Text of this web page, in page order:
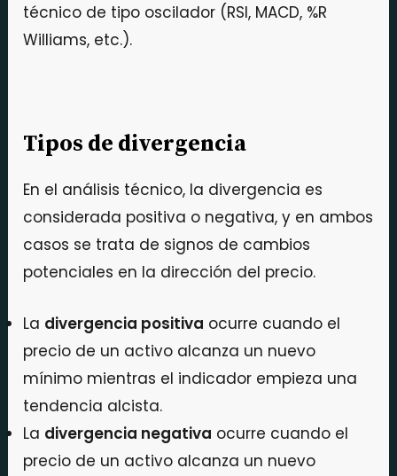
técnico de tipo oscilador (RSI, MACD, %R
Williams, etc.).
Tipos de divergencia
En el análisis técnico, la divergencia es
considerada positiva o negativa, y en ambos
casos se trata de signos de cambios
potenciales en la dirección del precio.
La divergencia positiva ocurre cuando el
precio de un activo alcanza un nuevo
mínimo mientras el indicador empieza una
tendencia alcista.
La divergencia negativa ocurre cuando el
precio de un activo alcanza un nuevo